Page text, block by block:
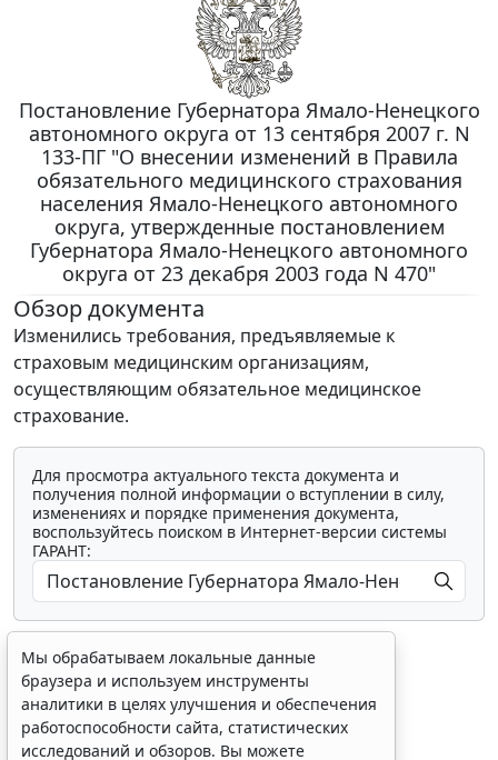
Постановление Губернатора Ямало-Ненецкого
автономного округа от 13 сентября 2007 г. N
133-ПГ "О внесении изменений в Правила
обязательного медицинского страхования
населения Ямало-Ненецкого автономного
округа, утвержденные постановлением
Губернатора Ямало-Ненецкого автономного
округа от 23 декабря 2003 года N 470"
Обзор документа
Изменились требования, предъявляемые к
страховым медицинским организациям,
осуществляющим обязательное медицинское
страхование.
Для просмотра актуального текста документа и
получения полной информации о вступлении в силу,
изменениях и порядке применения документа,
воспользуйтесь поиском в Интернет-версии системы
ГАРАНТ:
Показать все материалы
Мы обрабатываем локальные данные
браузера и используем инструменты
аналитики в целях улучшения и обеспечения
работоспособности сайта, статистических
исследований и обзоров. Вы можете